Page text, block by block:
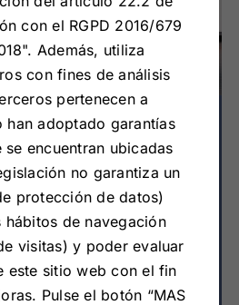
con el RGPD 2016/679
Además, utiliza
con fines de análisis
pertenecen a
han adoptado garantías
encuentran ubicadas
no garantiza un
protección de datos)
hábitos de navegación
visitas) y poder evaluar
este sitio web con el fin
Pulse el botón “MAS